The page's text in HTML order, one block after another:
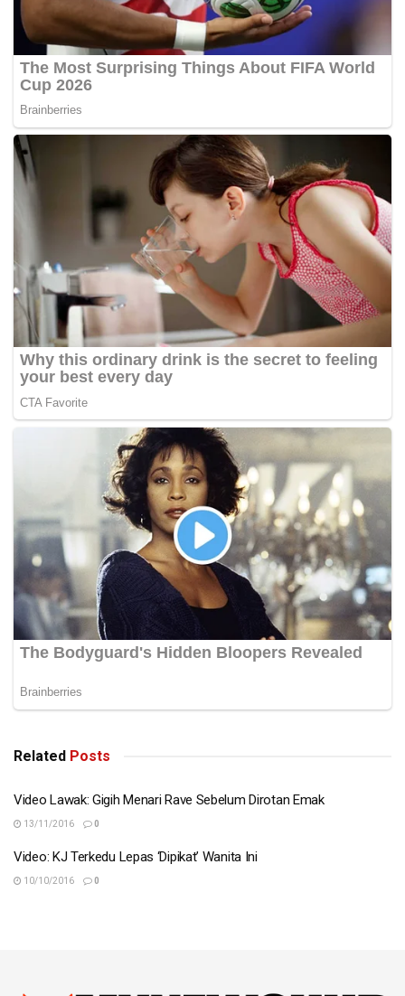
Related Posts
Video Lawak: Gigih Menari Rave Sebelum Dirotan Emak
13/11/2016 0
Video: KJ Terkedu Lepas ‘Dipikat’ Wanita Ini
10/10/2016 0